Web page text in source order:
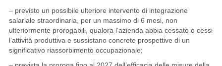
– previsto un possibile ulteriore intervento di integrazione
salariale straordinaria, per un massimo di 6 mesi, non
ulteriormente prorogabili, qualora l’azienda abbia cessato o cessi
l’attività produttiva e sussistano concrete prospettive di un
significativo riassorbimento occupazionale;